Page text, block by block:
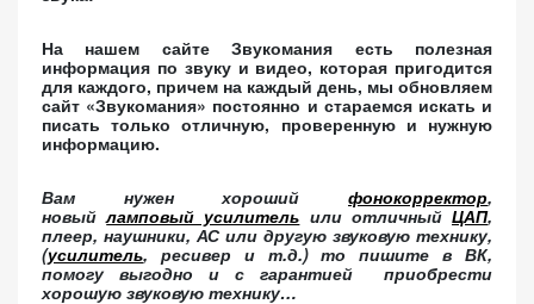
На нашем сайте Звукомания есть полезная
информация по звуку и видео, которая пригодится
для каждого, причем на каждый день, мы обновляем
сайт «Звукомания» постоянно и стараемся искать и
писать только отличную, проверенную и нужную
информацию.
Вам нужен хороший фонокорректор,
новыйламповый усилитель или отличныйЦАП,
плеер, наушники, АС или другую звуковую технику,
(усилитель, ресивер и т.д.) то пишите в ВК,
помогу выгодно и с гарантией приобрести
хорошую звуковую технику…